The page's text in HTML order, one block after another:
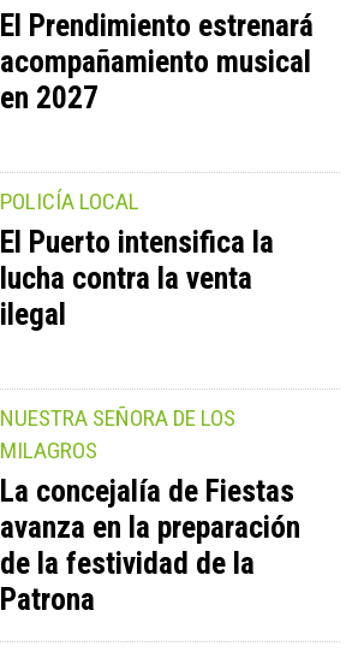
El Prendimiento estrenará
acompañamiento musical
en 2027
POLICÍA LOCAL
El Puerto intensifica la
lucha contra la venta
ilegal
NUESTRA SEÑORA DE LOS
MILAGROS
La concejalía de Fiestas
avanza en la preparación
de la festividad de la
Patrona